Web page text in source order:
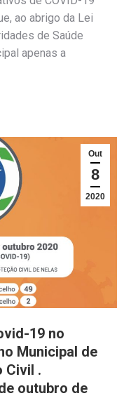
ao abrigo da Lei
de Saúde
apenas a
Out
8
2020
19 no
Municipal de
Civil .
outubro de